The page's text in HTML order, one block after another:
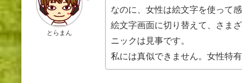
とらまん
なのに、女性は絵文字を使って
絵文字画面に切り替えて、さま
ニックは見事です。
私には真似できません。女性特